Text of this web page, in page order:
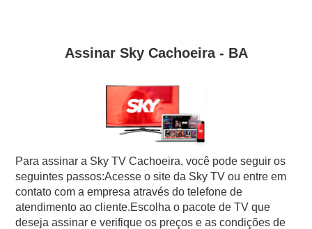
Assinar Sky Cachoeira - BA
Para assinar a Sky TV Cachoeira, você pode seguir os
seguintes passos:Acesse o site da Sky TV ou entre em
contato com a empresa através do telefone de
atendimento ao cliente.Escolha o pacote de TV que
deseja assinar e verifique os preços e as condições de